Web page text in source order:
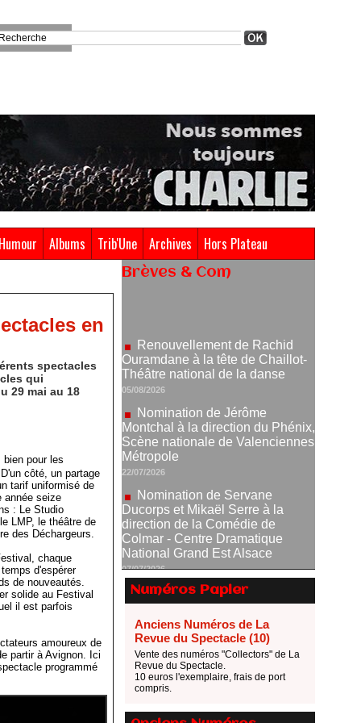
Humour Albums Trib'Une Archives Hors Plateau
en
spectacles
qui
29 mai au 18
pour les
côté, un partage
tarif uniformisé de
année seize
: Le Studio
LMP, le théâtre de
des Déchargeurs.
chaque
d'espérer
de nouveautés.
solide au Festival
il est parfois
amoureux de
partir à Avignon. Ici
programmé
Brèves & Com
Nomination de Jérôme
Montchal à la direction du Phénix,
Scène nationale de Valenciennes
22/07/2026
Nomination de Servane
Ducorps et Mikaël Serre à la
direction de la Comédie de
National Grand Est Alsace
07/07/2026
Thomas Jolly et Laëtitia
Guédon nommés à la direction du
TNP
02/07/2026
Fonds SACD Théâtre : les
23/06/2026
Dispositif ARTCENA Écrire
pour le cirque, les lauréats 2026 !
20/06/2026
Numéros Papier
Anciens Numéros de La
Revue du Spectacle (10)
Vente des numéros "Collectors" de La
Revue du Spectacle.
10 euros l'exemplaire, frais de port
compris.